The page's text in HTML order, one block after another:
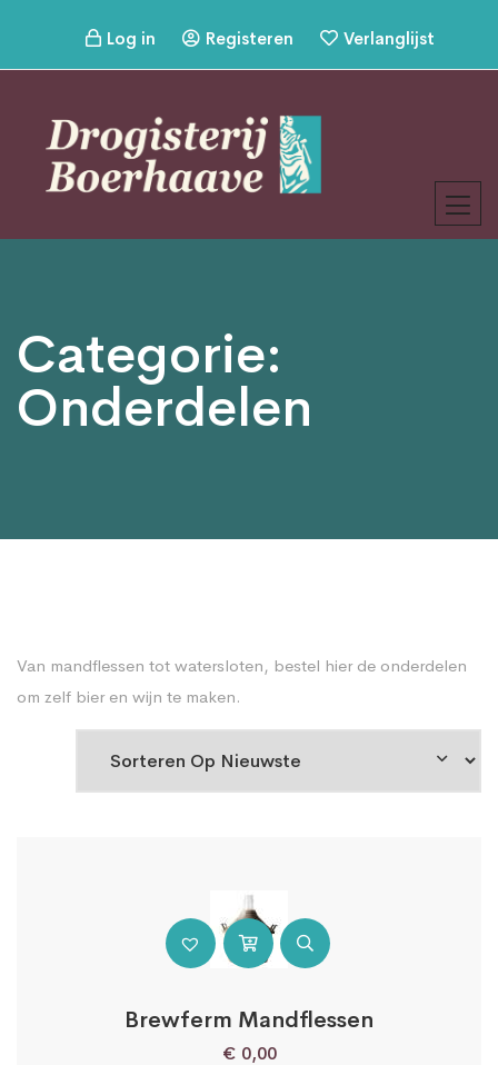
Log in Registeren Verlanglijst
Categorie:
Onderdelen
Van mandflessen tot watersloten, bestel hier de onderdelen
om zelf bier en wijn te maken.
Brewferm Mandflessen
€ 0,00